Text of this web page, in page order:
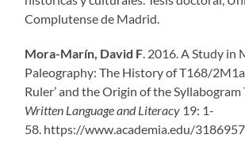
Complutense de Madrid.
Mora-Marín, David F. 2016. A Study in
Paleography: The History of T168/2M1a
Ruler’ and the Origin of the
Written Language and Literacy 19: 1-
58. https://www.academia.edu/